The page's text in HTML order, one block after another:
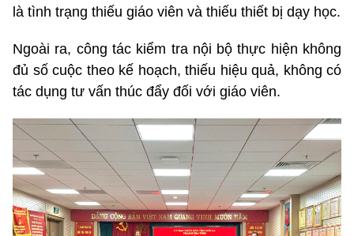
là tình trạng thiếu giáo viên và thiếu thiết bị dạy học.
Ngoài ra, công tác kiểm tra nội bộ thực hiện không
đủ số cuộc theo kế hoạch, thiếu hiệu quả, không có
tác dụng tư vấn thúc đẩy đối với giáo viên.